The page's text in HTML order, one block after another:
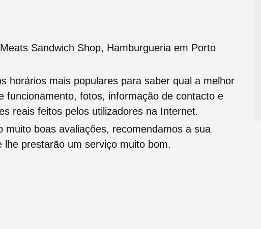
Sandwich Shop, Hamburgueria em Porto
horários mais populares para saber qual a melhor
funcionamento, fotos, informação de contacto e
reais feitos pelos utilizadores na Internet.
muito boas avaliações, recomendamos a sua
lhe prestarão um serviço muito bom.